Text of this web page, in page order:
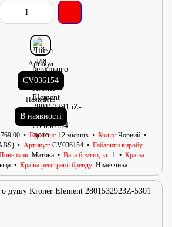
Артикул
CV036154
Наявність
В наявності
769.00 Гарантія 12 місяців Колір Чорний
Артикул CV036154
Габарити виробу
Матова Вага брутто, кг 1
Країна-
Країна реєстрації бренду Німеччина